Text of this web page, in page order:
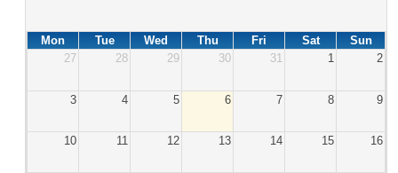
Mon Tue Wed Thu Fri Sat
Sun
27
28 29 30 31 1 2
3 4 5 6 7 8 9
10 11 12 13 14 15 16